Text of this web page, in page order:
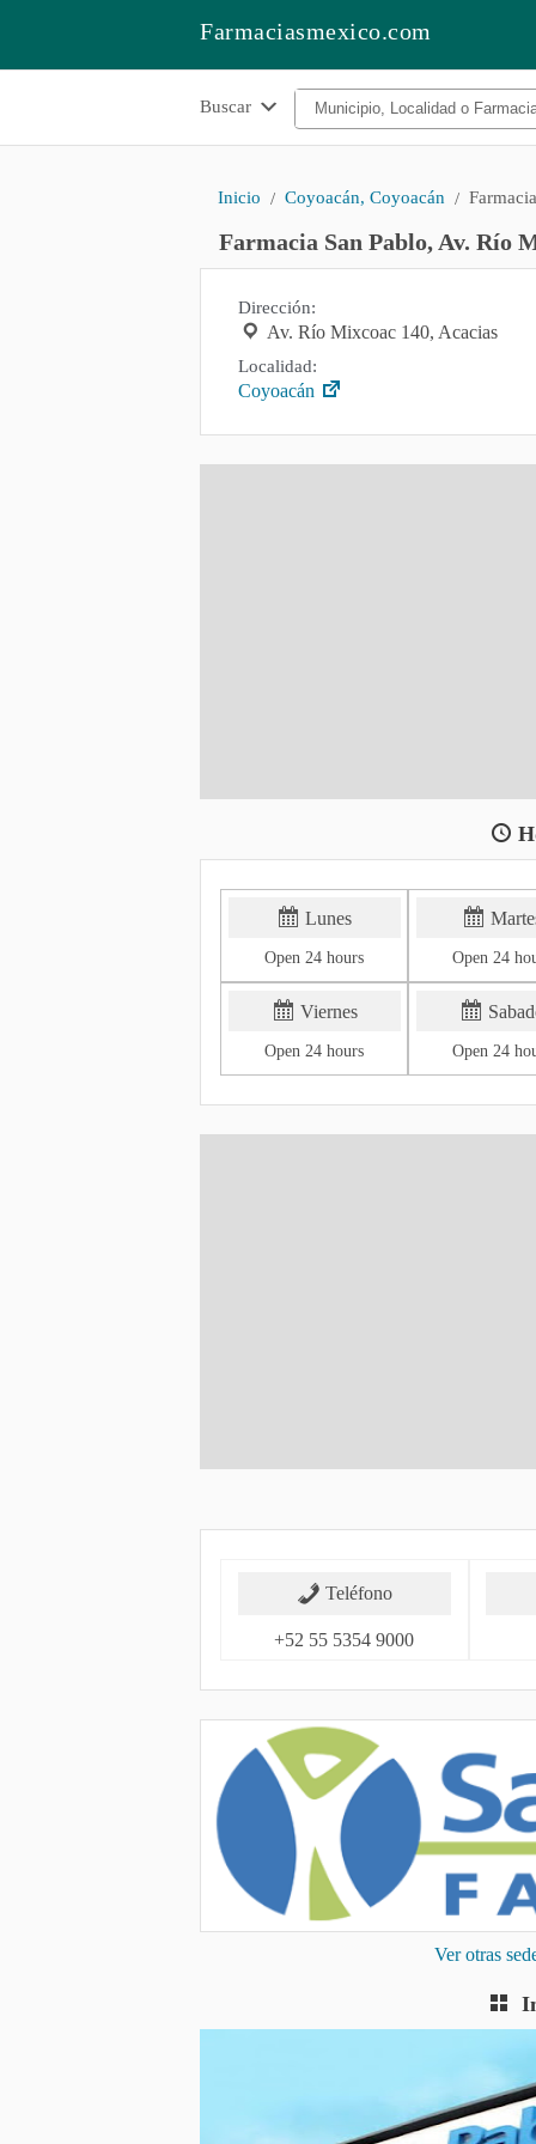
Farmaciasmexico.com
Buscar
Inicio Coyoacán, Coyoacán
Farmacia San Pablo, Av. Río
Dirección:
Av. Río Mixcoac 140, Acacias
Localidad:
Coyoacán
Lunes
Open 24 hours Open 24
Viernes
Open 24 hours Open 24
Teléfono
+52 55 5354 9000
Ver otras